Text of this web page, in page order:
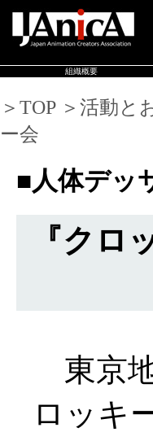
組織概要
＞TOP ＞活動
ー会
■人体デッ
『クロ
東京
ロッキ